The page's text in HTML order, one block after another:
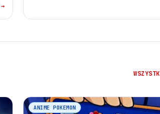
ANIME POKEMON